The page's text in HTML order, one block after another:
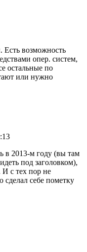
Есть возможность
опер. систем,
остальные по
или нужно
в 2013-м году (вы там
под заголовком),
И с тех пор не
сделал себе пометку